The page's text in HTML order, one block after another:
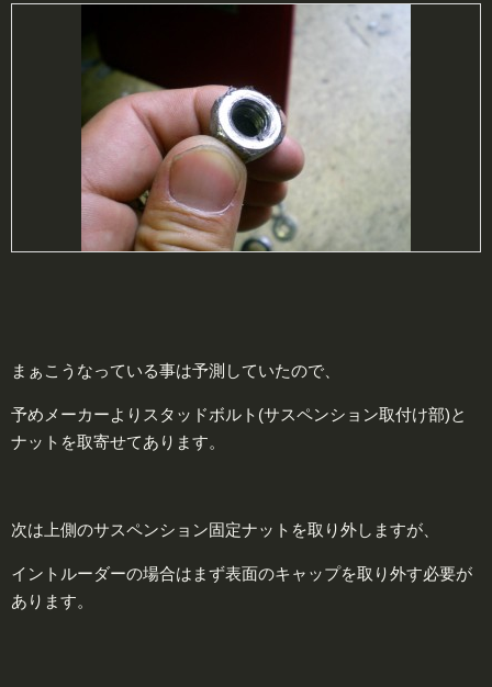
まぁこうなっている事は予測していたので、
予めメーカーよりスタッドボルト(サスペンション取付け部)と
ナットを取寄せてあります。
次は上側のサスペンション固定ナットを取り外しますが、
イントルーダーの場合はまず表面のキャップを取り外す必要が
あります。